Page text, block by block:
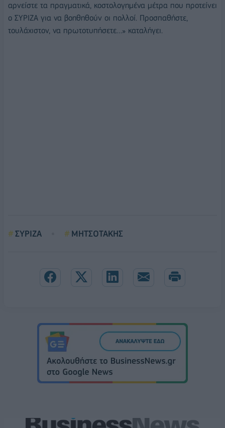
αρνείστε τα πραγματικά, κοστολογημένα μέτρα που προτείνει
ο ΣΥΡΙΖΑ για να βοηθηθούν οι πολλοί. Προσπαθήστε,
τουλάχιστον, να πρωτοτυπήσετε…» καταλήγει.
ΣΥΡΙΖΑ ΜΗΤΣΟΤΑΚΗΣ